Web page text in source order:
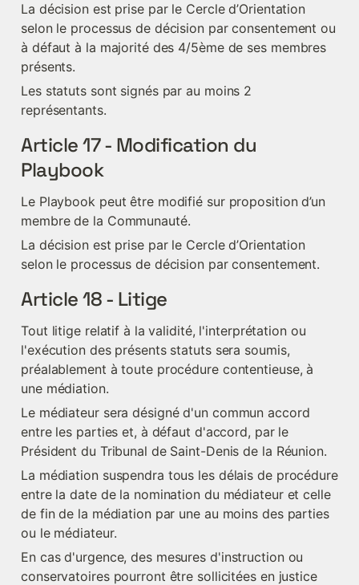
La décision est prise par le Cercle d’Orientation
selon le processus de décision par consentement ou
à défaut à la majorité des 4/5ème de ses membres
présents.
Les statuts sont signés par au moins 2
représentants.
Article 17 - Modification du
Playbook
Le Playbook peut être modifié sur proposition d’un
membre de la Communauté.
La décision est prise par le Cercle d’Orientation
selon le processus de décision par consentement.
Article 18 - Litige
Tout litige relatif à la validité, l'interprétation ou
l'exécution des présents statuts sera soumis,
préalablement à toute procédure contentieuse, à
une médiation.
Le médiateur sera désigné d'un commun accord
entre les parties et, à défaut d'accord, par le
Président du Tribunal de Saint-Denis de la Réunion.
La médiation suspendra tous les délais de procédure
entre la date de la nomination du médiateur et celle
de fin de la médiation par une au moins des parties
ou le médiateur.
En cas d'urgence, des mesures d'instruction ou
conservatoires pourront être sollicitées en justice